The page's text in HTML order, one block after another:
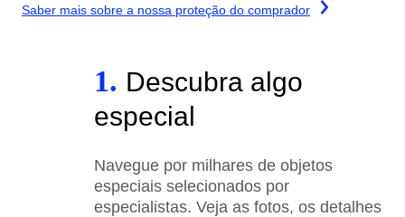
Saber mais sobre a nossa proteção do comprador
1. Descubra algo
especial
Navegue por milhares de objetos
especiais selecionados por
especialistas. Veja as fotos, os detalhes